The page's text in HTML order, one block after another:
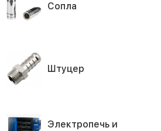
Сопла
Штуцер
Электропечь и